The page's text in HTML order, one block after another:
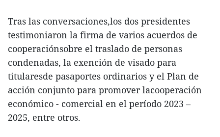
Tras las conversaciones,los dos presidentes
testimoniaron la firma de varios acuerdos de
cooperaciónsobre el traslado de personas
condenadas, la exención de visado para
titularesde pasaportes ordinarios y el Plan de
acción conjunto para promover lacooperación
económico - comercial en el período 2023 –
2025, entre otros.